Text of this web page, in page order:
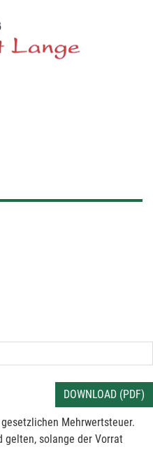
DOWNLOAD (PDF)
Mehrwertsteuer.
gelten, solange der Vorrat